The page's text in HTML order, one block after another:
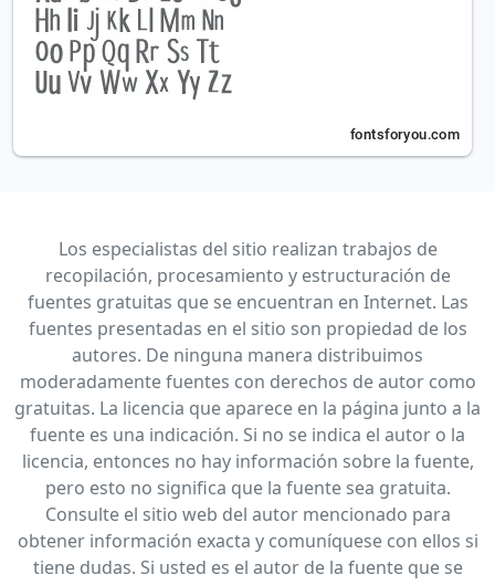
Los especialistas del sitio realizan trabajos de
recopilación, procesamiento y estructuración de
fuentes gratuitas que se encuentran en Internet. Las
fuentes presentadas en el sitio son propiedad de los
autores. De ninguna manera distribuimos
moderadamente fuentes con derechos de autor como
gratuitas. La licencia que aparece en la página junto a la
fuente es una indicación. Si no se indica el autor o la
licencia, entonces no hay información sobre la fuente,
pero esto no significa que la fuente sea gratuita.
Consulte el sitio web del autor mencionado para
obtener información exacta y comuníquese con ellos si
tiene dudas. Si usted es el autor de la fuente que se